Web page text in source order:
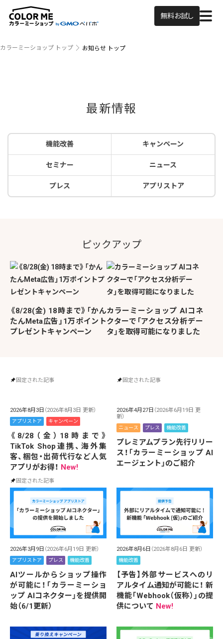
無料お試し
カラーミーショップ トップ お知らせ トップ
最新情報
機能改善 キャンペーン
セミナー ニュース
プレス アプリストア
ピックアップ
《8/28(金) 18時まで》「かん
たんMeta広告」1万ポイント
プレゼントキャンペーン
カラーミーショップ AIコネ
クターで「アクセス分析デー
タ」を取得可能になりました
固定された記事
2026年8月3日 （2026年8月3日 更新）
アプリストア キャンペーン
《8/28（金）18時まで》
TikTok Shop連携、海外集
客、梱包・出荷代行など人気
アプリがお得！ New!
固定された記事
2026年4月27日 （2026年6月19日 更
新）
ニュース プレス 機能改善
プレミアムプラン先行リリー
ス！「カラーミーショップ AI
エージェント」のご紹介
固定された記事
2026年3月9日 （2026年6月19日 更新）
アプリストア プレス 機能改善
AIツールからショップ操作
が可能に！「カラーミーショ
ップ AIコネクター」を提供開
始（6/1更新）
2026年8月6日 （2026年8月6日 更新）
機能改善
【予告】外部サービスへのリ
アルタイム通知が可能に！ 新
機能「Webhook（仮称）」の提
供について New!